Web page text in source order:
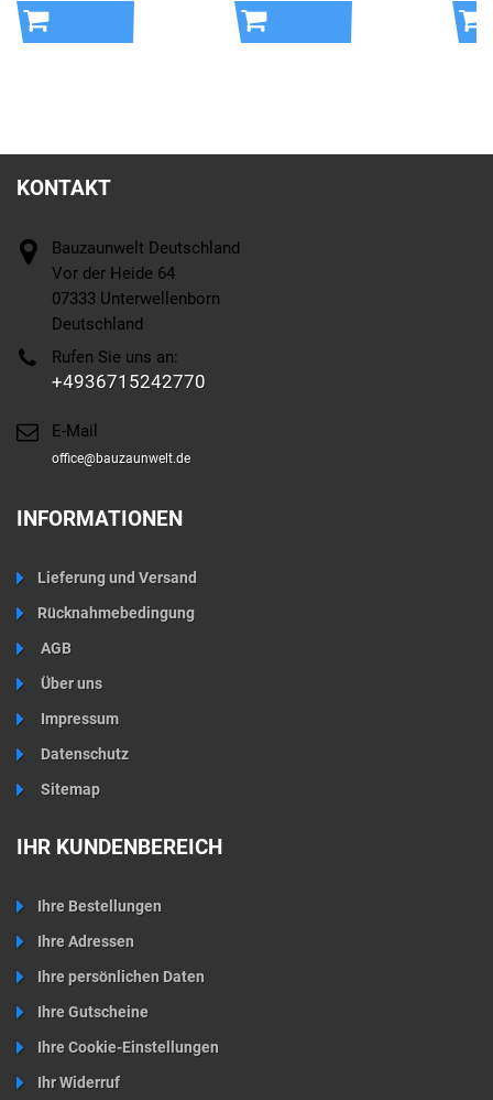
KONTAKT
Bauzaunwelt Deutschland
Vor der Heide 64
07333 Unterwellenborn
Deutschland
Rufen Sie uns an:
+4936715242770
E-Mail
office@bauzaunwelt.de
INFORMATIONEN
Lieferung und Versand
Rücknahmebedingung
AGB
Über uns
Impressum
Datenschutz
Sitemap
IHR KUNDENBEREICH
Ihre Bestellungen
Ihre Adressen
Ihre persönlichen Daten
Ihre Gutscheine
Ihre Cookie-Einstellungen
Ihr Widerruf